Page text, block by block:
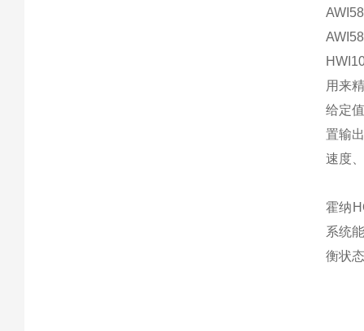
用来
给定
置输
速度
霍纳
系统
衡状